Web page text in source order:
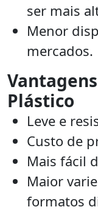
ser mais
Menor
mercados.
Plástico
Leve e
Custo de
Mais fácil
Maior
formatos